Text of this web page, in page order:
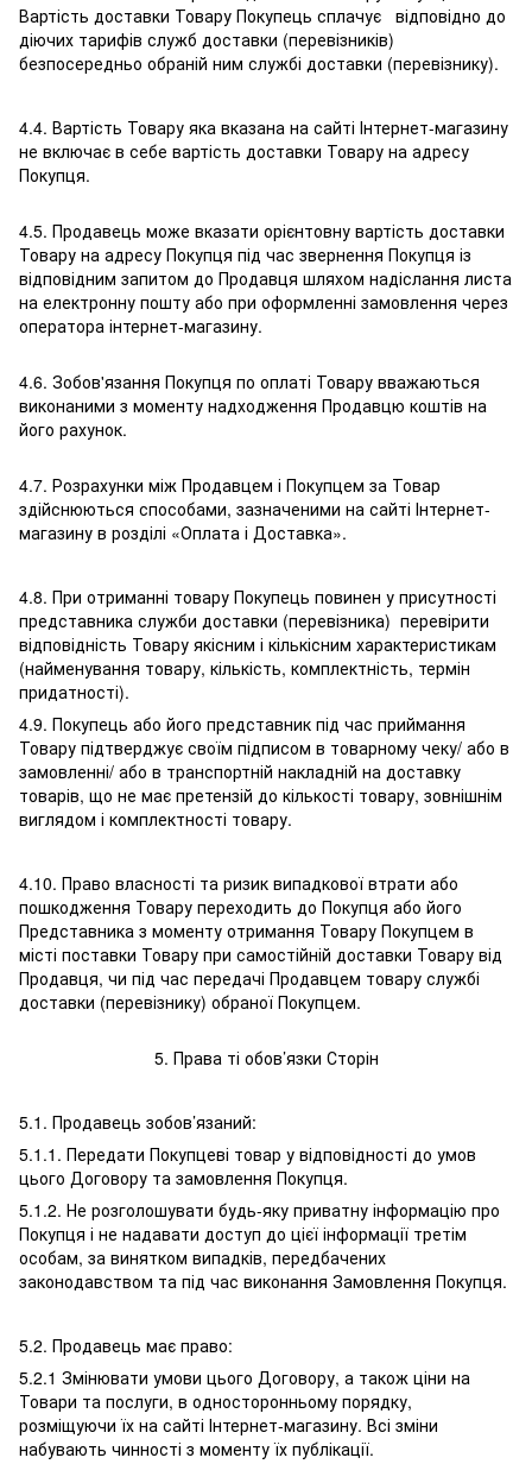
Вартість доставки Товару Покупець сплачує відповідно до
діючих тарифів служб доставки (перевізників)
безпосередньо обраній ним службі доставки (перевізнику).
4.4. Вартість Товару яка вказана на сайті Інтернет-магазину
не включає в себе вартість доставки Товару на адресу
Покупця.
4.5. Продавець може вказати орієнтовну вартість доставки
Товару на адресу Покупця під час звернення Покупця із
відповідним запитом до Продавця шляхом надіслання листа
на електронну пошту або при оформленні замовлення через
оператора інтернет-магазину.
4.6. Зобов'язання Покупця по оплаті Товару вважаються
виконаними з моменту надходження Продавцю коштів на
його рахунок.
4.7. Розрахунки між Продавцем і Покупцем за Товар
здійснюються способами, зазначеними на сайті Інтернет-
магазину в розділі «Оплата і Доставка».
4.8. При отриманні товару Покупець повинен у присутності
представника служби доставки (перевізника) перевірити
відповідність Товару якісним і кількісним характеристикам
(найменування товару, кількість, комплектність, термін
придатності).
4.9. Покупець або його представник під час приймання
Товару підтверджує своїм підписом в товарному чеку/ або в
замовленні/ або в транспортній накладній на доставку
товарів, що не має претензій до кількості товару, зовнішнім
виглядом і комплектності товару.
4.10. Право власності та ризик випадкової втрати або
пошкодження Товару переходить до Покупця або його
Представника з моменту отримання Товару Покупцем в
місті поставки Товару при самостійній доставки Товару від
Продавця, чи під час передачі Продавцем товару службі
доставки (перевізнику) обраної Покупцем.
5. Права ті обов’язки Сторін
5.1. Продавець зобов’язаний:
5.1.1. Передати Покупцеві товар у відповідності до умов
цього Договору та замовлення Покупця.
5.1.2. Не розголошувати будь-яку приватну інформацію про
Покупця і не надавати доступ до цієї інформації третім
особам, за винятком випадків, передбачених
законодавством та під час виконання Замовлення Покупця.
5.2. Продавець має право:
5.2.1 Змінювати умови цього Договору, а також ціни на
Товари та послуги, в односторонньому порядку,
розміщуючи їх на сайті Інтернет-магазину. Всі зміни
набувають чинності з моменту їх публікації.